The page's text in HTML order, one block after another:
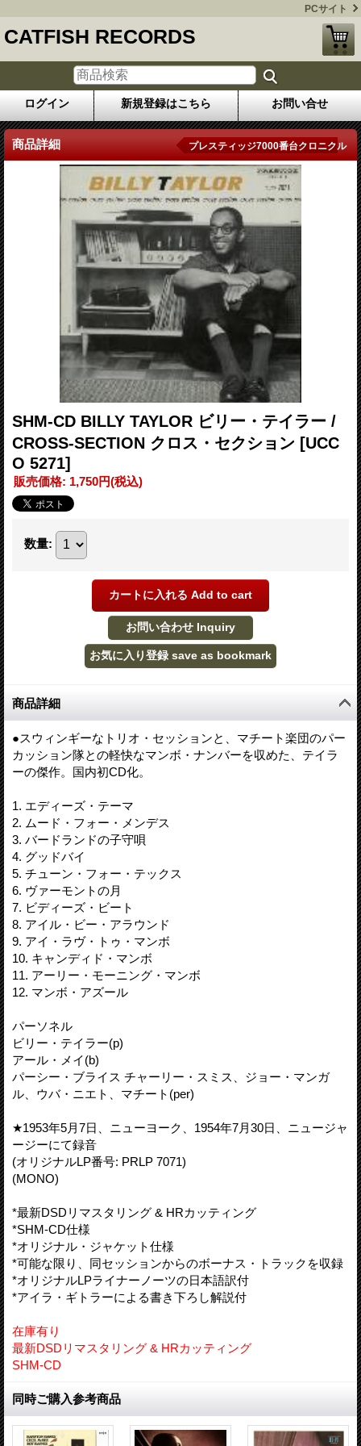
PCサイト
CATFISH RECORDS
ログイン 新規登録はこちら お問い合せ
商品詳細 プレスティッジ7000番台クロニクル
SHM-CD BILLY TAYLOR ビリー・テイラー /
CROSS-SECTION クロス・セクション [UCC
O 5271]
販売価格: 1,750円(税込)
数量:
商品詳細
●スウィンギーなトリオ・セッションと、マチート楽団のパー
カッション隊との軽快なマンボ・ナンバーを収めた、テイラ
ーの傑作。国内初CD化。
1. エディーズ・テーマ
2. ムード・フォー・メンデス
3. バードランドの子守唄
4. グッドバイ
5. チューン・フォー・テックス
6. ヴァーモントの月
7. ビディーズ・ビート
8. アイル・ビー・アラウンド
9. アイ・ラヴ・トゥ・マンボ
10. キャンディド・マンボ
11. アーリー・モーニング・マンボ
12. マンボ・アズール
パーソネル
ビリー・テイラー(p)
アール・メイ(b)
パーシー・ブライス チャーリー・スミス、ジョー・マンガ
ル、ウバ・ニエト、マチート(per)
★1953年5月7日、ニューヨーク、1954年7月30日、ニュージャ
ージーにて録音
(オリジナルLP番号: PRLP 7071)
(MONO)
*最新DSDリマスタリング & HRカッティング
*SHM-CD仕様
*オリジナル・ジャケット仕様
*可能な限り、同セッションからのボーナス・トラックを収録
*オリジナルLPライナーノーツの日本語訳付
*アイラ・ギトラーによる書き下ろし解説付
在庫有り
最新DSDリマスタリング & HRカッティング
SHM-CD
同時ご購入参考商品